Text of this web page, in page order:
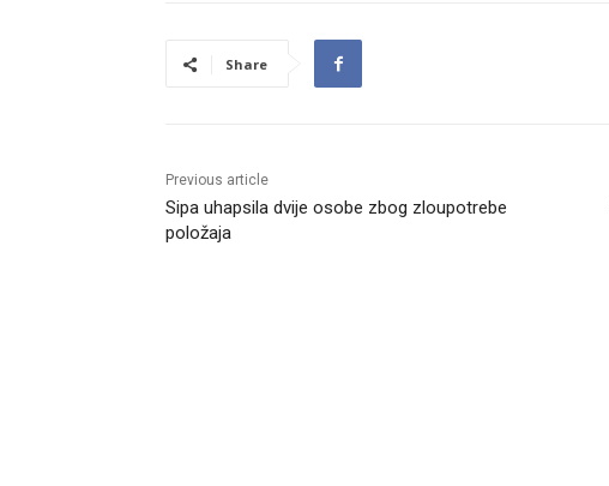
Share
Previous article
Sipa uhapsila dvije osobe zbog zloupotrebe
položaja